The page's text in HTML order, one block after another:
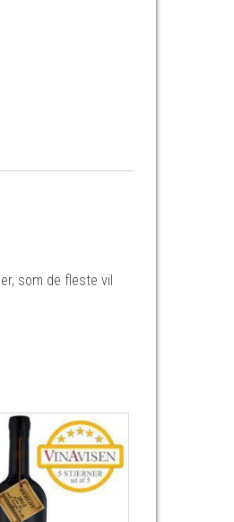
som de fleste vil